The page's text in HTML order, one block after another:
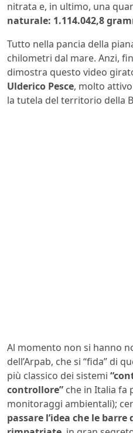
nitrata e, in ultimo, una
naturale: 1.114.042,8
Tutto nella pancia della
chilometri dal mare. Anzi,
dimostra questo video
Ulderico Pesce, molto
la tutela del territorio della
Al momento non si hanno
dell’Arpab, che si “fida” di
più classico dei sistemi
controllore” che in Italia fa
monitoraggi ambientali);
passare l’idea che le